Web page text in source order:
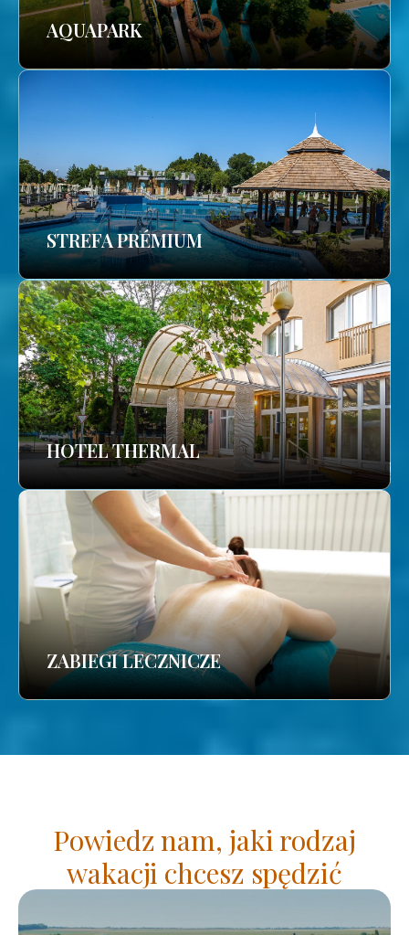
AQUAPARK
STREFA PRÉMIUM
HOTEL THERMAL
ZABIEGI LECZNICZE
Powiedz nam, jaki rodzaj
wakacji chcesz spędzić